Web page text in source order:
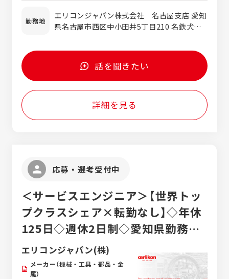
まで一貫して担当いただくため、顧客と長期
的な信頼関係を築くことができます。 また、
品表面に特殊なコーティングを施すことで、
耐摩耗性・耐熱性・耐腐食性などを向上させ
る表面改質技術です。航空機エンジンや発電
設備、自動車部品、半導体製造装置など幅広
い産業で活用されており、業界内では「溶射
＝メテコ」と言われるほど高い知名度を誇り
ます。 国内に開発・製造拠点を有しているた
やりがいの大きなポジションです。
験・スキル・年収を考慮し、当社規定に基づ
いて決定します。
勤務地
エリコンジャパン株式会社 名古屋支店 愛知
県名古屋市西区中小田井5丁目210 名鉄犬山
井駅]徒歩10分 ※転勤なし
話を聞きたい
詳細を見る
応募・選考受付中
＜サービスエンジニア＞【世界トッ
プクラスシェア×転勤なし】◇年休
125日◇週休2日制◇愛知県勤務◇
住宅手当・その他手当充実◇賞与年
3回
エリコンジャパン(株)
メーカー（機械・工具・部品・金
属）